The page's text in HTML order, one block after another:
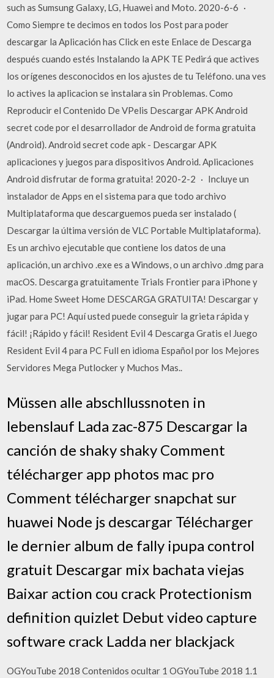
such as Sumsung Galaxy, LG, Huawei and Moto. 2020-6-6 ·
Como Siempre te decimos en todos los Post para poder
descargar la Aplicación has Click en este Enlace de Descarga
después cuando estés Instalando la APK TE Pedirá que actives
los orígenes desconocidos en los ajustes de tu Teléfono. una ves
lo actives la aplicacion se instalara sin Problemas. Como
Reproducir el Contenido De VPelis Descargar APK Android
secret code por el desarrollador de Android de forma gratuita
(Android). Android secret code apk - Descargar APK
aplicaciones y juegos para dispositivos Android. Aplicaciones
Android disfrutar de forma gratuita! 2020-2-2 · Incluye un
instalador de Apps en el sistema para que todo archivo
Multiplataforma que descarguemos pueda ser instalado (
Descargar la última versión de VLC Portable Multiplataforma).
Es un archivo ejecutable que contiene los datos de una
aplicación, un archivo .exe es a Windows, o un archivo .dmg para
macOS. Descarga gratuitamente Trials Frontier para iPhone y
iPad. Home Sweet Home DESCARGA GRATUITA! Descargar y
jugar para PC! Aquí usted puede conseguir la grieta rápida y
fácil! ¡Rápido y fácil! Resident Evil 4 Descarga Gratis el Juego
Resident Evil 4 para PC Full en idioma Español por los Mejores
Servidores Mega Putlocker y Muchos Mas..
Müssen alle abschllussnoten in
lebenslauf Lada zac-875 Descargar la
canción de shaky shaky Comment
télécharger app photos mac pro
Comment télécharger snapchat sur
huawei Node js descargar Télécharger
le dernier album de fally ipupa control
gratuit Descargar mix bachata viejas
Baixar action cou crack Protectionism
definition quizlet Debut video capture
software crack Ladda ner blackjack
OGYouTube 2018 Contenidos ocultar 1 OGYouTube 2018 1.1